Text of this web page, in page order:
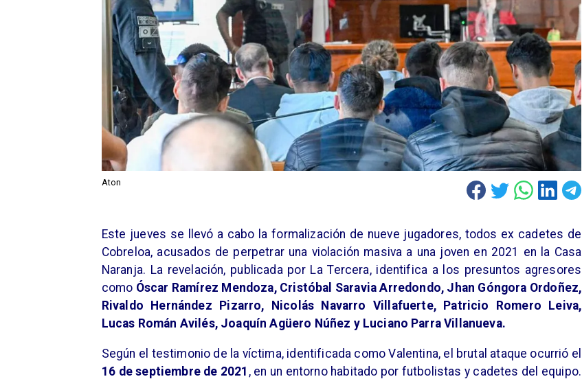
Aton
Este jueves se llevó a cabo la formalización de nueve jugadores, todos ex cadetes de
Cobreloa, acusados de perpetrar una violación masiva a una joven en 2021 en la Casa
Naranja. La revelación, publicada por La Tercera, identifica a los presuntos agresores
como Óscar Ramírez Mendoza, Cristóbal Saravia Arredondo, Jhan Góngora Ordoñez,
Rivaldo Hernández Pizarro, Nicolás Navarro Villafuerte, Patricio Romero Leiva,
Lucas Román Avilés, Joaquín Agüero Núñez y Luciano Parra Villanueva.
Según el testimonio de la víctima, identificada como Valentina, el brutal ataque ocurrió el
16 de septiembre de 2021 , en un entorno habitado por futbolistas y cadetes del equipo.